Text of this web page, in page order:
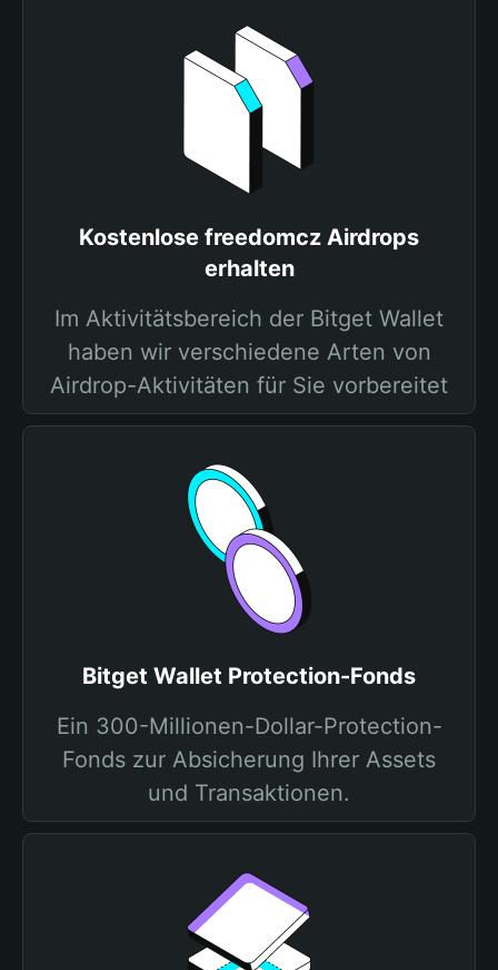
Kostenlose freedomcz Airdrops
erhalten
Im Aktivitätsbereich der Bitget Wallet
haben wir verschiedene Arten von
Airdrop-Aktivitäten für Sie vorbereitet
Bitget Wallet Protection-Fonds
Ein 300-Millionen-Dollar-Protection-
Fonds zur Absicherung Ihrer Assets
und Transaktionen.